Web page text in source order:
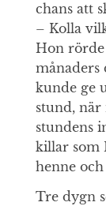
chans att
– Kolla
Hon rörde
månaders
kunde ge
stund, när
stundens
killar som
henne
Tre dygn